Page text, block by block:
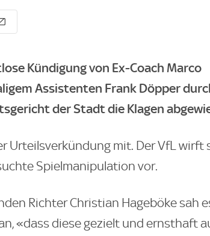
Kündigung von Ex-Coach Marco
Assistenten Frank Döpper
der Stadt die Klagen
Urteilsverkündung mit. Der VfL wirft
Spielmanipulation vor.
Richter Christian Hageböke sah
«dass diese gezielt und ernsthaft